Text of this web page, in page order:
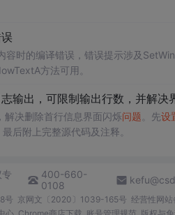
容时的编译错误，错误提示涉及
方法可用。
输出，可限制输出行数，并解决
解决删除首行信息界面闪烁问题 。先设
后附上完整源代码及注释。
400-660-
0108
号 京网文〔2020〕1039-165号 经营性网站